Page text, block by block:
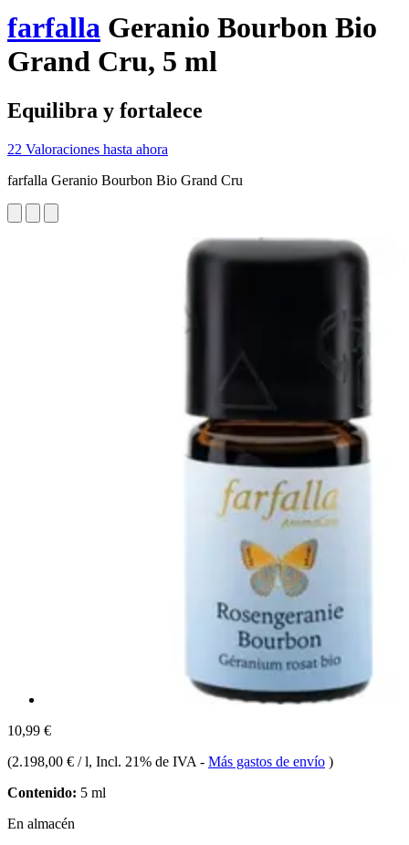
farfalla Geranio Bourbon Bio
Grand Cru, 5 ml
Equilibra y fortalece
22 Valoraciones hasta ahora
farfalla Geranio Bourbon Bio Grand Cru
10,99 €
(2.198,00 € / l, Incl. 21% de IVA - Más gastos de envío )
Contenido: 5 ml
En almacén